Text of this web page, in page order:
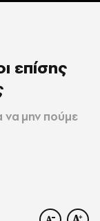
επίσης
να μην πούμε